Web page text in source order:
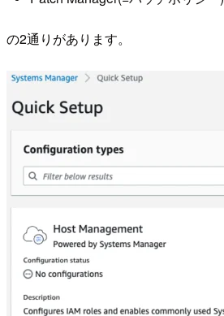
の2通りがあります。